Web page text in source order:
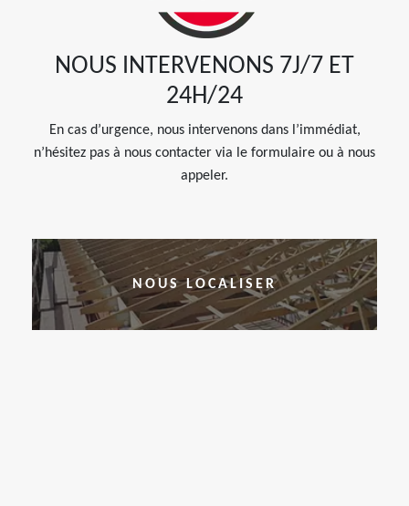
NOUS INTERVENONS 7J/7 ET
24H/24
En cas d’urgence, nous intervenons dans l’immédiat,
n’hésitez pas à nous contacter via le formulaire ou à nous
appeler.
NOUS LOCALISER